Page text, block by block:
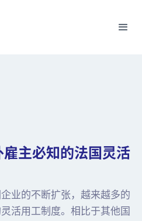
主必知的法国灵活
业的不断扩张，越来越多的
活用工制度。相比于其他国